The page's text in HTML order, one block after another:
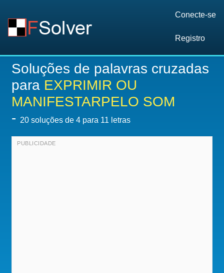
Conecte-se
Registro
Soluções de palavras cruzadas
para EXPRIMIR OU
MANIFESTARPELO SOM
- 20 soluções de 4 para 11 letras